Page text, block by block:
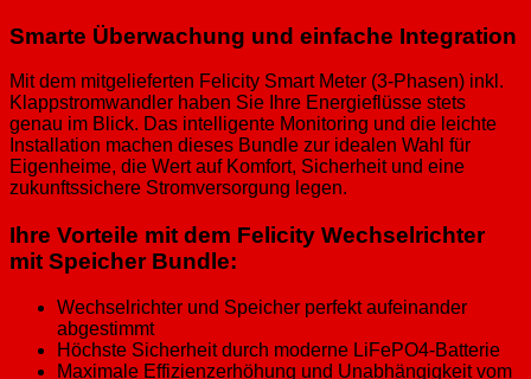
Smarte Überwachung und einfache Integration
Mit dem mitgelieferten Felicity Smart Meter (3-Phasen) inkl.
Klappstromwandler haben Sie Ihre Energieflüsse stets
genau im Blick. Das intelligente Monitoring und die leichte
Installation machen dieses Bundle zur idealen Wahl für
Eigenheime, die Wert auf Komfort, Sicherheit und eine
zukunftssichere Stromversorgung legen.
Ihre Vorteile mit dem Felicity Wechselrichter
mit Speicher Bundle:
Wechselrichter und Speicher perfekt aufeinander
abgestimmt
Höchste Sicherheit durch moderne LiFePO4-Batterie
Maximale Effizienzerhöhung und Unabhängigkeit vom